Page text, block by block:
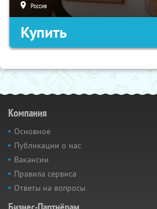
Россия
Купить
Компания
Основное
Публикации о нас
Вакансии
Правила сервиса
Ответы на вопросы